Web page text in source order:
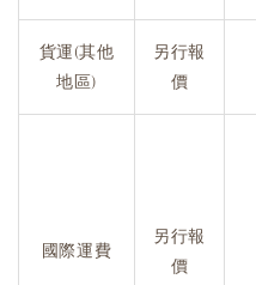
貨運(其他
地區)
另行報
價
國際運費
另行報
價